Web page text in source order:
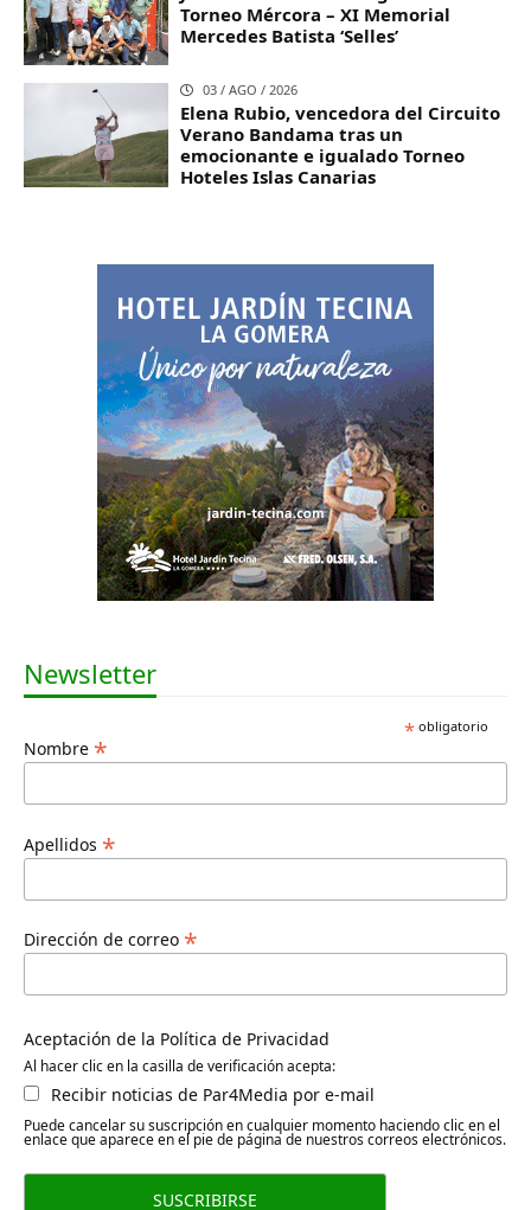
Torneo Mércora – XI Memorial
Mercedes Batista ‘Selles’
03 / AGO / 2026
Elena Rubio, vencedora del Circuito
Verano Bandama tras un
emocionante e igualado Torneo
Hoteles Islas Canarias
Newsletter
*obligatorio
Nombre *
Apellidos *
Dirección de correo *
Aceptación de la Política de Privacidad
Al hacer clic en la casilla de verificación acepta:
Recibir noticias de Par4Media por e-mail
Puede cancelar su suscripción en cualquier momento haciendo clic en el
enlace que aparece en el pie de página de nuestros correos electrónicos.